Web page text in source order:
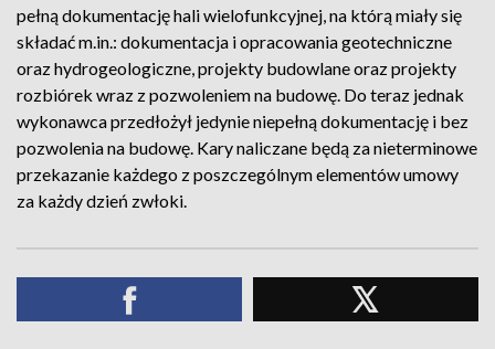
pełną dokumentację hali wielofunkcyjnej, na którą miały się
składać m.in.: dokumentacja i opracowania geotechniczne
oraz hydrogeologiczne, projekty budowlane oraz projekty
rozbiórek wraz z pozwoleniem na budowę. Do teraz jednak
wykonawca przedłożył jedynie niepełną dokumentację i bez
pozwolenia na budowę. Kary naliczane będą za nieterminowe
przekazanie każdego z poszczególnym elementów umowy
za każdy dzień zwłoki.